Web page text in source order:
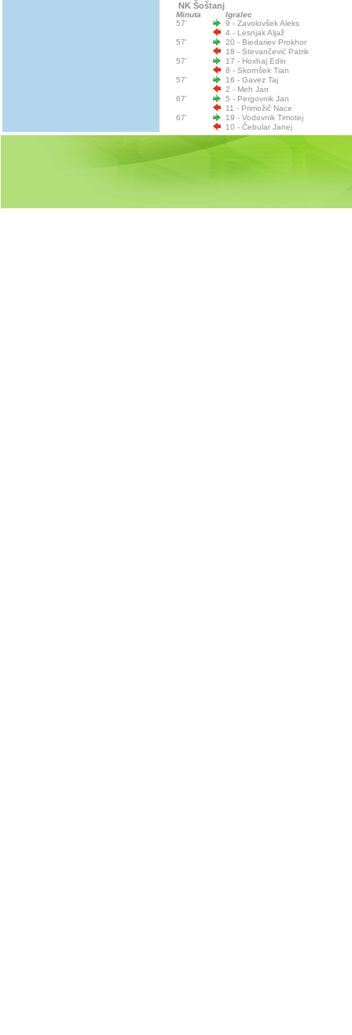
NK Šoštanj
Minuta
Igralec
57'
9 - Zavolovšek Aleks
4 - Lesnjak Aljaž
57'
20 - Biedariev Prokhor
18 - Stevančević Patrik
57'
17 - Hoxhaj Edin
8 - Skornšek Tian
57'
16 - Gavez Taj
2 - Meh Jan
67'
5 - Pergovnik Jan
11 - Primožič Nace
67'
19 - Vodovnik Timotej
10 - Čebular Janej